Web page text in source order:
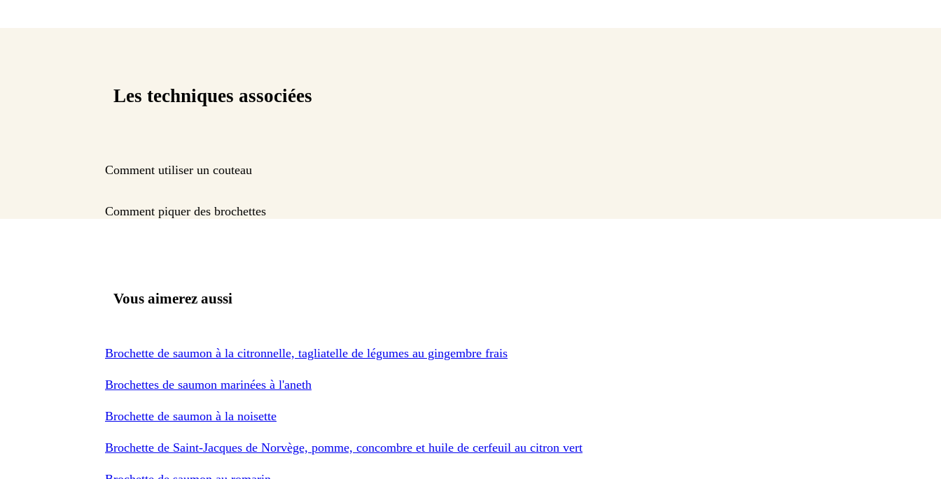
Les techniques associées
Comment utiliser un couteau
Comment piquer des brochettes
Vous aimerez aussi
Brochette de saumon à la citronnelle, tagliatelle de légumes au gingembre frais
Brochettes de saumon marinées à l'aneth
Brochette de saumon à la noisette
Brochette de Saint-Jacques de Norvège, pomme, concombre et huile de cerfeuil au citron vert